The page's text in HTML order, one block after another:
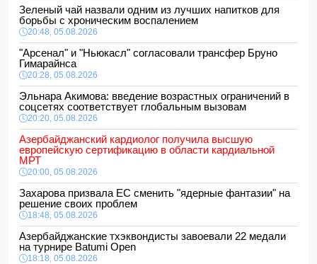
Зеленый чай назвали одним из лучших напитков для
борьбы с хроническим воспалением
20:48, 05.08.2026
"Арсенал" и "Ньюкасл" согласовали трансфер Бруно
Гимарайнса
20:28, 05.08.2026
Эльнара Акимова: введение возрастных ограничений в
соцсетях соответствует глобальным вызовам
20:20, 05.08.2026
Азербайджанский кардиолог получила высшую
европейскую сертификацию в области кардиальной
МРТ
20:00, 05.08.2026
Захарова призвала ЕС сменить "ядерные фантазии" на
решение своих проблем
18:48, 05.08.2026
Азербайджанские тхэквондисты завоевали 22 медали
на турнире Batumi Open
18:18, 05.08.2026